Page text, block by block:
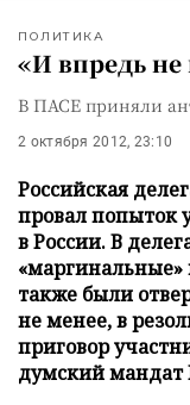
ПОЛИТИКА
«И впредь не
В ПАСЕ приняли
2 октября 2012, 23:10
Российская
провал попыток
в России. В
также были
не менее, в
приговор
думский мандат